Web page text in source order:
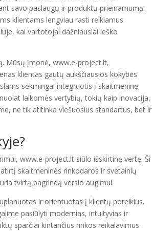
savo paslaugų ir produktų prieinamumą.
klientams lengviau rasti reikiamus
kai vartotojai dažniausiai ieško
Mūsų įmonė, www.e-project.lt,
klientas gautų aukščiausios kokybės
sėkmingai integruotis į skaitmeninę
laikomės vertybių, tokių kaip inovacija,
ne tik atitinka viešuosius standartus, bet ir
?
www.e-project.lt siūlo išskirtinę vertę. Ši
skaitmeninės rinkodaros ir svetainių
tvirtą pagrindą verslo augimui.
ir orientuotas į klientų poreikius.
pasiūlyti modernias, intuityvias ir
sparčiai kintančius rinkos reikalavimus.